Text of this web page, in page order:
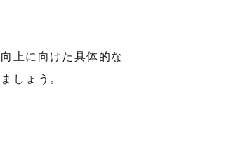
上に向けた具体的な
しょう。